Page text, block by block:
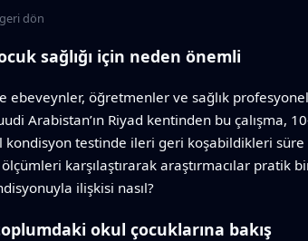
dön
sağlığı için neden önemli
ebeveynler, öğretmenler ve sağlık
Arabistan’ın Riyad kentinden bu çalışma,
testinde ileri geri koşabildikleri süre
karşılaştırarak araştırmacılar
ilişkisi nasıl?
okul çocuklarına bakış